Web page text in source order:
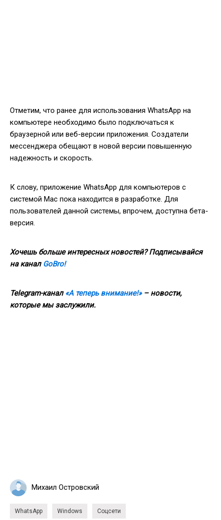
Отметим, что ранее для использования WhatsApp на
компьютере необходимо было подключаться к
браузерной или веб-версии приложения. Создатели
мессенджера обещают в новой версии повышенную
надежность и скорость.
К слову, приложение WhatsApp для компьютеров с
системой Mac пока находится в разработке. Для
пользователей данной системы, впрочем, доступна бета-
версия.
Хочешь больше интересных новостей? Подписывайся
на канал GoBro!
Telegram-канал «А теперь внимание!»– новости,
которые мы заслужили.
Михаил Островский
WhatsApp Windows Соцсети